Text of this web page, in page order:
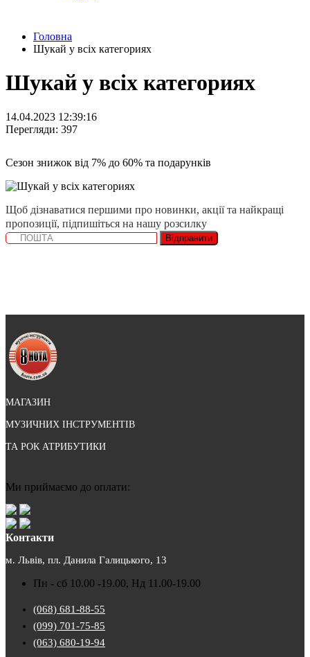
Головна
Шукай у всіх категориях
Шукай у всіх категориях
14.04.2023 12:39:16
Перегляди: 397
Сезон знижок від 7% до 60% та подарунків
Щоб дізнаватися першими про новинки, акції та найкращі
пропозиції, підпишіться на нашу розсилку
Відправити
МАГАЗИН
МУЗИЧНИХ ІНСТРУМЕНТІВ
ТА РОК АТРИБУТИКИ
Ми приймаємо до оплати:
Контакти
м. Львів, пл. Данила Галицького, 13
Пн - сб 10.00 -19.00, Нд 11.00-19.00
(068) 681-88-55
(099) 701-75-85
(063) 680-19-94